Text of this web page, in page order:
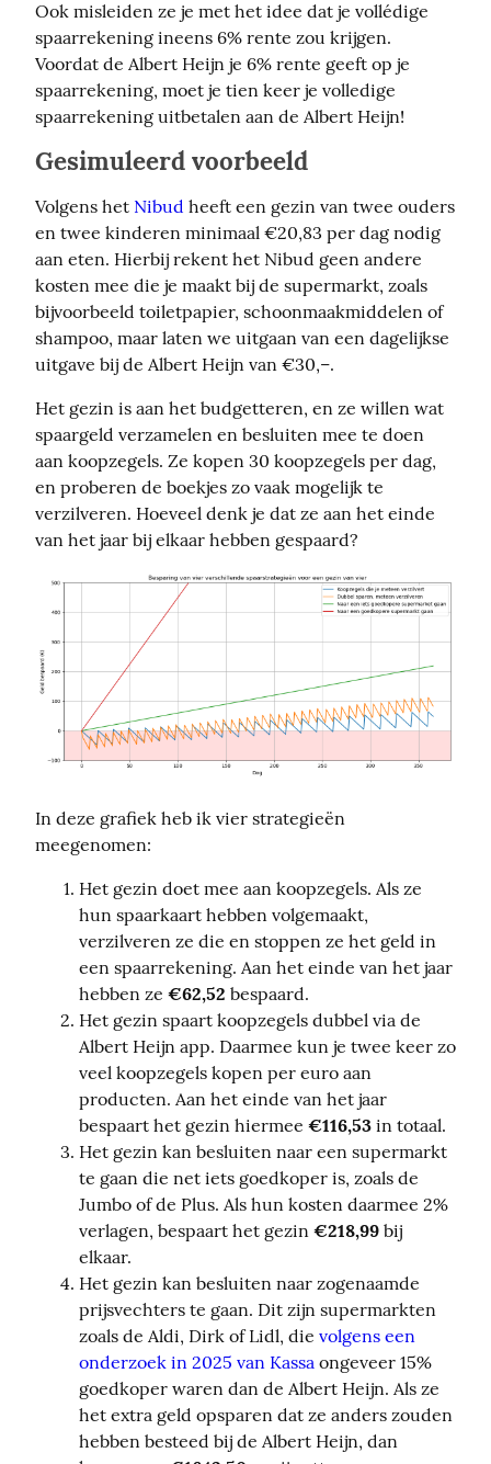
Ook misleiden ze je met het idee dat je vollédige
spaarrekening ineens 6% rente zou krijgen.
Voordat de Albert Heijn je 6% rente geeft op je
spaarrekening, moet je tien keer je volledige
spaarrekening uitbetalen aan de Albert Heijn!
Gesimuleerd voorbeeld
Volgens het Nibud heeft een gezin van twee ouders
en twee kinderen minimaal €20,83 per dag nodig
aan eten. Hierbij rekent het Nibud geen andere
kosten mee die je maakt bij de supermarkt, zoals
bijvoorbeeld toiletpapier, schoonmaakmiddelen of
shampoo, maar laten we uitgaan van een dagelijkse
uitgave bij de Albert Heijn van €30,–.
Het gezin is aan het budgetteren, en ze willen wat
spaargeld verzamelen en besluiten mee te doen
aan koopzegels. Ze kopen 30 koopzegels per dag,
en proberen de boekjes zo vaak mogelijk te
verzilveren. Hoeveel denk je dat ze aan het einde
van het jaar bij elkaar hebben gespaard?
In deze grafiek heb ik vier strategieën
meegenomen:
Het gezin doet mee aan koopzegels. Als ze
hun spaarkaart hebben volgemaakt,
verzilveren ze die en stoppen ze het geld in
een spaarrekening. Aan het einde van het jaar
hebben ze €62,52 bespaard.
Het gezin spaart koopzegels dubbel via de
Albert Heijn app. Daarmee kun je twee keer zo
veel koopzegels kopen per euro aan
producten. Aan het einde van het jaar
bespaart het gezin hiermee €116,53 in totaal.
Het gezin kan besluiten naar een supermarkt
te gaan die net iets goedkoper is, zoals de
Jumbo of de Plus. Als hun kosten daarmee 2%
verlagen, bespaart het gezin €218,99 bij
elkaar.
Het gezin kan besluiten naar zogenaamde
prijsvechters te gaan. Dit zijn supermarkten
zoals de Aldi, Dirk of Lidl, die volgens een
onderzoek in 2025 van Kassa ongeveer 15%
goedkoper waren dan de Albert Heijn. Als ze
het extra geld opsparen dat ze anders zouden
hebben besteed bij de Albert Heijn, dan